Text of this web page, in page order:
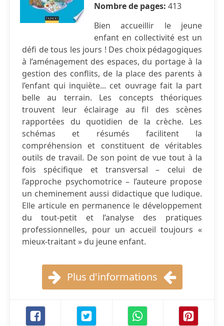
Nombre de pages: 413
Bien accueillir le jeune
enfant en collectivité est un
défi de tous les jours ! Des choix pédagogiques
à l’aménagement des espaces, du portage à la
gestion des conflits, de la place des parents à
l’enfant qui inquiète... cet ouvrage fait la part
belle au terrain. Les concepts théoriques
trouvent leur éclairage au fil des scènes
rapportées du quotidien de la crèche. Les
schémas et résumés facilitent la
compréhension et constituent de véritables
outils de travail. De son point de vue tout à la
fois spécifique et transversal – celui de
l’approche psychomotrice – l’auteure propose
un cheminement aussi didactique que ludique.
Elle articule en permanence le développement
du tout-petit et l’analyse des pratiques
professionnelles, pour un accueil toujours «
mieux-traitant » du jeune enfant.
Plus d'informations